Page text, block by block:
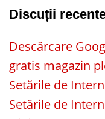
Discuții
Descărcare
gratis magazin
Setările de
Setările de